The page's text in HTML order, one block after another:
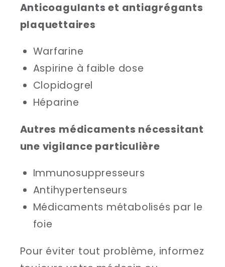
Anticoagulants et antiagrégants
plaquettaires
Warfarine
Aspirine à faible dose
Clopidogrel
Héparine
Autres médicaments nécessitant
une vigilance particulière
Immunosuppresseurs
Antihypertenseurs
Médicaments métabolisés par le
foie
Pour éviter tout problème, informez